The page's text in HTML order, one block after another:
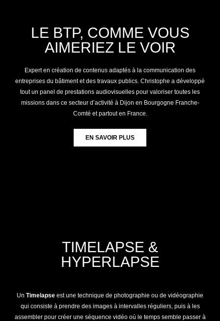
LE BTP, COMME VOUS
AIMERIEZ LE VOIR
Expert en création de contenus adaptés à la communication des
entreprises du bâtiment et des travaux publics. Christophe a développé
tout un panel de prestations audiovisuelles pour valoriser toutes les
missions dans ce secteur d’activité à Dijon en Bourgogne Franche-
Comté et partout en France.
EN SAVOIR PLUS
TIMELAPSE &
HYPERLAPSE
Un Timelapse est une technique de photographie ou de vidéographie
qui consiste à prendre des images à intervalles réguliers, puis à les
assembler pour créer une séquence vidéo où le temps semble passer à